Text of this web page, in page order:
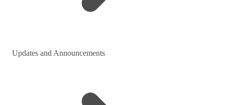
Updates and Announcements